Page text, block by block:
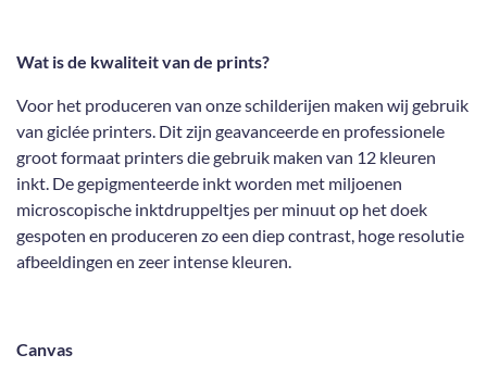
Wat is de kwaliteit van de prints?
Voor het produceren van onze schilderijen maken wij gebruik
van giclée printers. Dit zijn geavanceerde en professionele
groot formaat printers die gebruik maken van 12 kleuren
inkt. De gepigmenteerde inkt worden met miljoenen
microscopische inktdruppeltjes per minuut op het doek
gespoten en produceren zo een diep contrast, hoge resolutie
afbeeldingen en zeer intense kleuren.
Canvas